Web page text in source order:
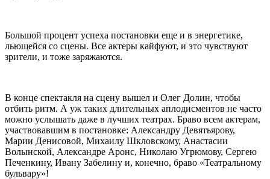
Большой процент успеха постановки еще и в энергетике,
льющейся со сцены. Все актеры кайфуют, и это чувствуют
зрители, и тоже заряжаются.
В конце спектакля на сцену вышел и Олег Долин, чтобы
отбить ритм. А уж таких длительных аплодисментов не часто
можно услышать даже в лучших театрах. Браво всем актерам,
участвовавшим в постановке: Александру Девятьярову,
Марии Денисовой, Михаилу Шкловскому, Анастасии
Волынской, Александре Аронс, Николаю Угрюмову, Сергею
Печенкину, Ивану Забелину и, конечно, браво «Театральному
бульвару»!